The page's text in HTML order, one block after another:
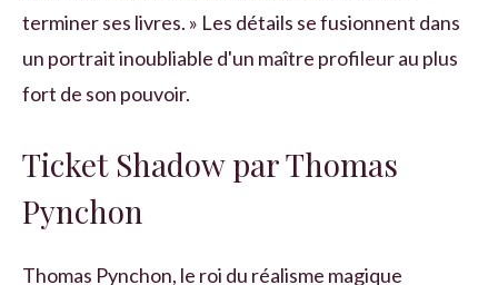
terminer ses livres. » Les détails se fusionnent dans
un portrait inoubliable d'un maître profileur au plus
fort de son pouvoir.
Ticket Shadow par Thomas
Pynchon
Thomas Pynchon, le roi du réalisme magique